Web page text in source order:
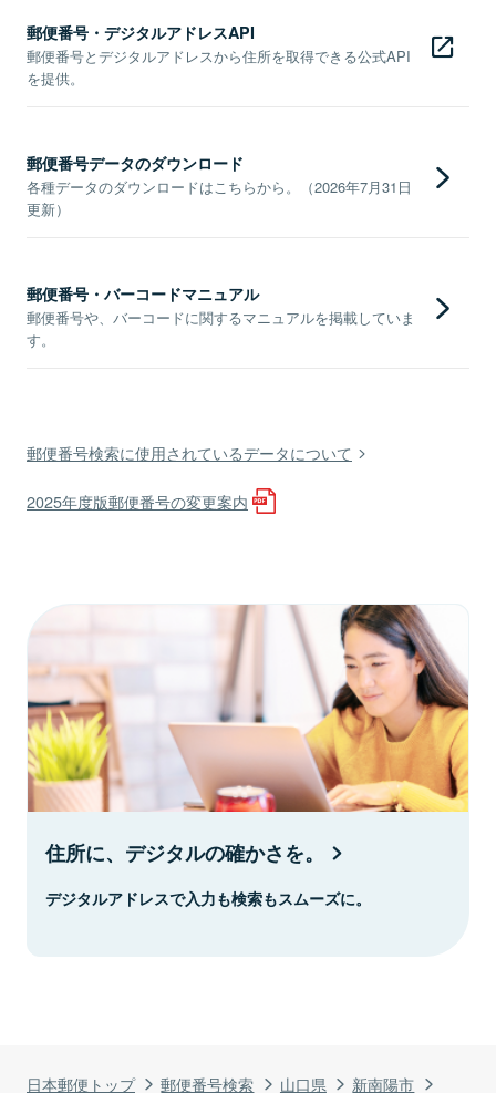
日本郵便トップ 郵便番号検索 山口県
新南陽市
郵便番号・デジタルアドレスAPI
郵便番号とデジタルアドレスから住所を取得できる公式API
を提供。
郵便番号データのダウンロード
各種データのダウンロードはこちらから。（2026年7月31日
更新）
郵便番号・バーコードマニュアル
郵便番号や、バーコードに関するマニュアルを掲載していま
す。
郵便番号検索に使用されているデータについて
2025年度版郵便番号の変更案内
住所に、デジタルの確かさを。
デジタルアドレスで入力も検索もスムーズに。